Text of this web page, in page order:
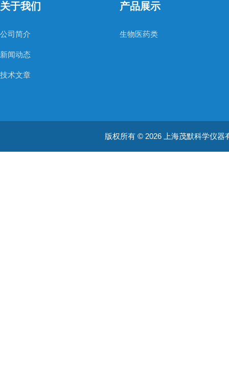
关于我们
公司简介
新闻动态
技术文章
产品展示
生物医药类
版权所有 © 2026 上海茂默科学仪